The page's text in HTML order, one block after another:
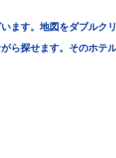
ます。地図をダブルク
ら探せます。そのホテ